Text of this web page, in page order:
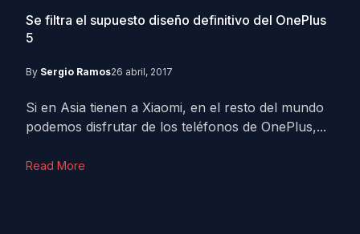
Se filtra el supuesto diseño definitivo del OnePlus
5
By Sergio Ramos26 abril, 2017
Si en Asia tienen a Xiaomi, en el resto del mundo
podemos disfrutar de los teléfonos de OnePlus,...
Read More